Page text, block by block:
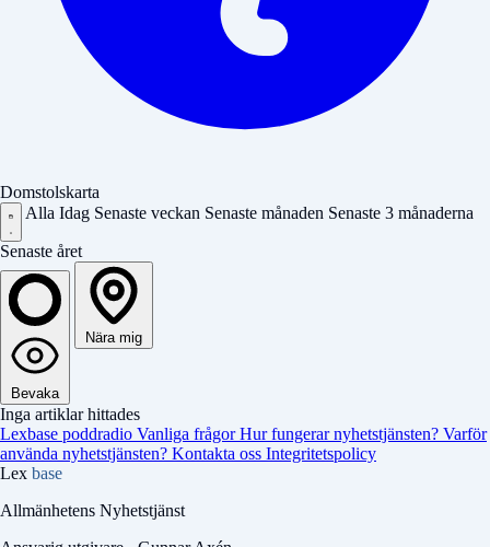
Domstolskarta
Alla Idag Senaste veckan Senaste månaden Senaste 3 månaderna
Senaste året
Bevaka
Nära mig
Inga artiklar hittades
Lexbase poddradio Vanliga frågorHur fungerar nyhetstjänsten? Varför
använda nyhetstjänsten? Kontakta oss Integritetspolicy
Lex base
Allmänhetens Nyhetstjänst